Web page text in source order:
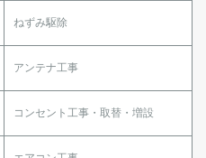
ねずみ駆除
アンテナ工事
コンセント工事・取替・増設